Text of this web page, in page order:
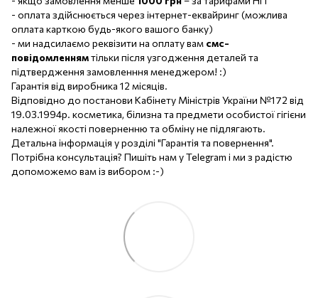
- оплата здійснюється через інтернет-еквайринг (можлива
оплата карткою будь-якого вашого банку)
- ми надсилаємо реквізити на оплату вам смс-
повідомленнямтільки після узгодження деталей та
підтвердження замовленння менеджером! :)
Гарантія від виробника 12 місяців.
Відповідно до постанови Кабінету Міністрів України №172 від
19.03.1994р. косметика, білизна та предмети особистої гігієни
належної якості поверненню та обміну не підлягають.
Детальна інформація у розділі "Гарантія та повернення".
Потрібна консультація? Пишіть нам у Telegram і ми з радістю
допоможемо вам із вибором :-)